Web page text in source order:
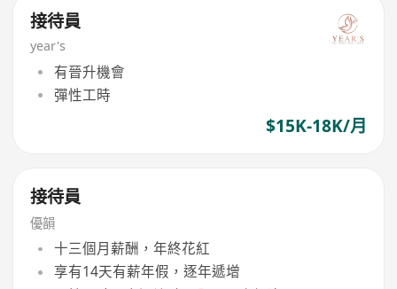
接待員
year's
有晉升機會
彈性工時
$15K-18K/月
接待員
優韻
十三個月薪酬，年終花紅
享有14天有薪年假，逐年遞增